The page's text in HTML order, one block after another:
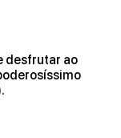
desfrutar ao